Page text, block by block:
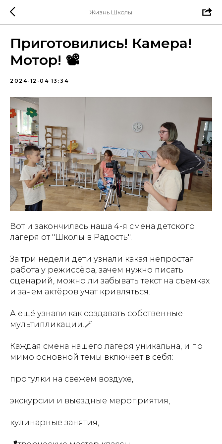
Жизнь Школы
Приготовились! Камера!
Мотор! 📽
2024-12-04 13:34
Вот и закончилась наша 4-я смена детского
лагеря от "Школы в Радость".
За три недели дети узнали какая непростая
работа у режиссёра, зачем нужно писать
сценарий, можно ли забывать текст на съемках
и зачем актёров учат кривляться.
А ещё узнали как создавать собственные
мультипликации.🪄
Каждая смена нашего лагеря уникальна, и по
мимо основной темы включает в себя:
прогулки на свежем воздухе,
экскурсии и выездные мероприятия,
кулинарные занятия,